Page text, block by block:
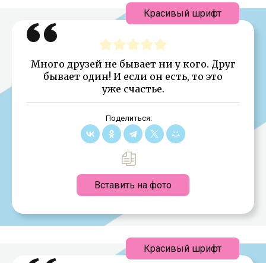
Много друзей не бывает ни у кого. Друг
бывает один! И если он есть, то это
уже счастье.
Поделиться:
Вставить на фото
Красивый шрифт
Красивый шрифт